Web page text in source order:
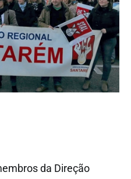
da Direção